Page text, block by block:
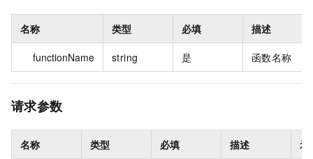
名称 类型 必填 描述
functionName string 是 函数名称
请求参数
名称 类型 必填 描述 示